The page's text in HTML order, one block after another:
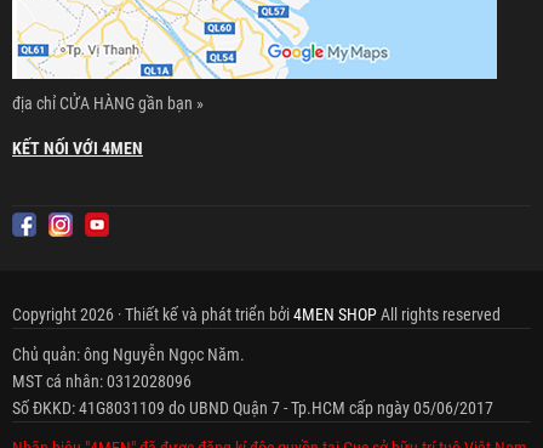
địa chỉ CỬA HÀNG gần bạn »
KẾT NỐI VỚI 4MEN
Copyright 2026 · Thiết kế và phát triển bởi4MEN SHOPAll rights reserved
Chủ quản: ông Nguyễn Ngọc Năm.
MST cá nhân: 0312028096
Số ĐKKD: 41G8031109 do UBND Quận 7 - Tp.HCM cấp ngày 05/06/2017